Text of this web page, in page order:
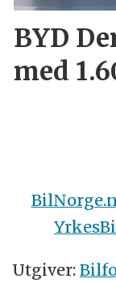
BYD
med
Utgiver: